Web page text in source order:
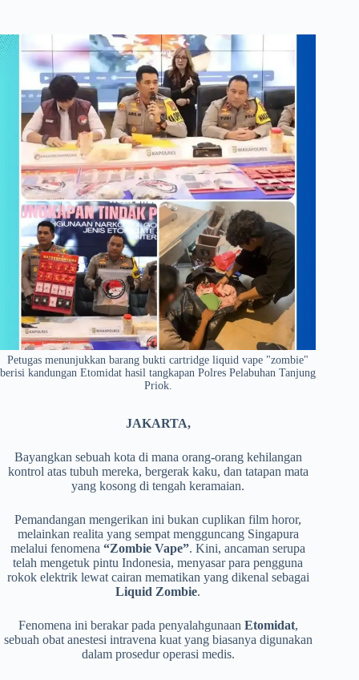
Petugas menunjukkan barang bukti cartridge liquid vape "zombie"
berisi kandungan Etomidat hasil tangkapan Polres Pelabuhan Tanjung
Priok.
JAKARTA,
Bayangkan sebuah kota di mana orang-orang kehilangan
kontrol atas tubuh mereka, bergerak kaku, dan tatapan mata
yang kosong di tengah keramaian.
Pemandangan mengerikan ini bukan cuplikan film horor,
melainkan realita yang sempat mengguncang Singapura
melalui fenomena“Zombie Vape”. Kini, ancaman serupa
telah mengetuk pintu Indonesia, menyasar para pengguna
rokok elektrik lewat cairan mematikan yang dikenal sebagai
Liquid Zombie.
​Fenomena ini berakar pada penyalahgunaan Etomidat,
sebuah obat anestesi intravena kuat yang biasanya digunakan
dalam prosedur operasi medis.